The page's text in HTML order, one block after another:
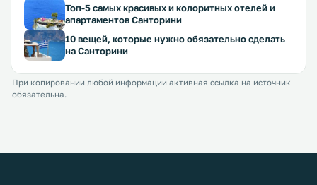
Топ-5 самых красивых и колоритных отелей и
апартаментов Санторини
10 вещей, которые нужно обязательно сделать
на Санторини
При копировании любой информации активная ссылка на источник
обязательна.